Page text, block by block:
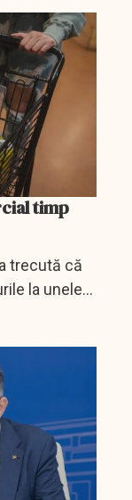
timp
trecută că
la unele
și